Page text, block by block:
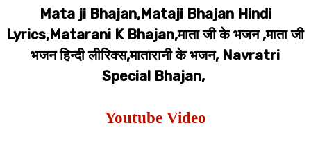
Mata ji Bhajan,Mataji Bhajan Hindi
Lyrics,Matarani K Bhajan,माता जी के भजन ,माता जी
भजन हिन्दी लीरिक्स,मातारानी के भजन, Navratri
Special Bhajan,
Youtube Video